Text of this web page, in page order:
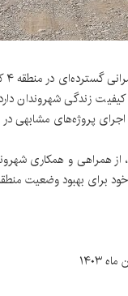
زندگی شهروندان
اجرای پروژه‌های مشابهی
از همراهی و همکاری
برای بهبود وضعیت منطقه